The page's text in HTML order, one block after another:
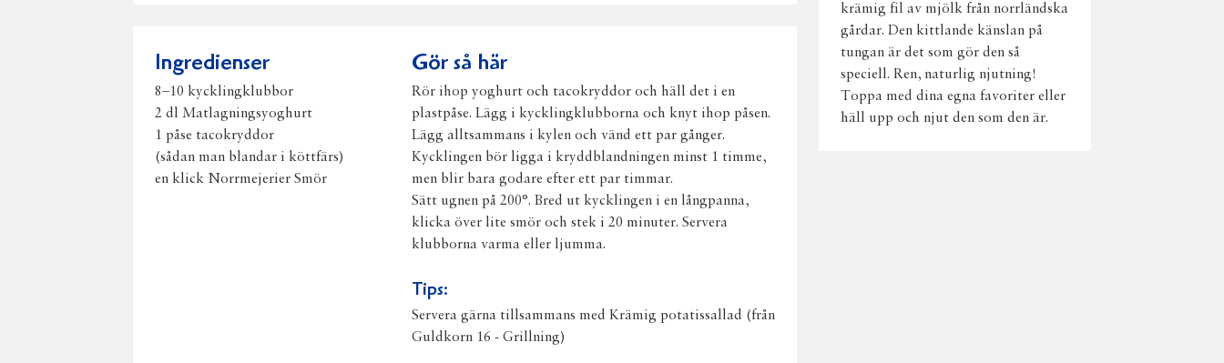
Ingredienser
8–10 kycklingklubbor
2 dl Matlagningsyoghurt
1 påse tacokryddor
(sådan man blandar i köttfärs)
en klick Norrmejerier Smör
Gör så här
Rör ihop yoghurt och tacokryddor och häll det i en
plastpåse. Lägg i kycklingklubborna och knyt ihop påsen.
Lägg alltsammans i kylen och vänd ett par gånger.
Kycklingen bör ligga i kryddblandningen minst 1 timme,
men blir bara godare efter ett par timmar.
Sätt ugnen på 200°. Bred ut kycklingen i en långpanna,
klicka över lite smör och stek i 20 minuter. Servera
klubborna varma eller ljumma.
Tips:
Servera gärna tillsammans med Krämig potatissallad (från
Guldkorn 16 - Grillning)
krämig fil av mjölk från norrländska
gårdar. Den kittlande känslan på
tungan är det som gör den så
speciell. Ren, naturlig njutning!
Toppa med dina egna favoriter eller
häll upp och njut den som den är.